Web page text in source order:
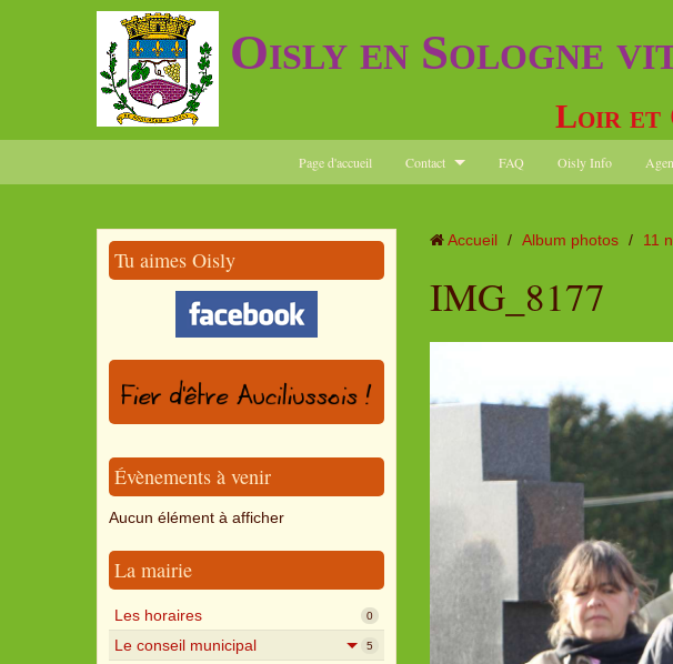
Oisly en Sologne
Loir et
Page d'accueil Contact FAQ Oisly Info
Tu aimes Oisly
Évènements à venir
Aucun élément à afficher
La mairie
Les horaires 0
Le conseil municipal 5
Accueil / Album photos / 11
IMG_8177